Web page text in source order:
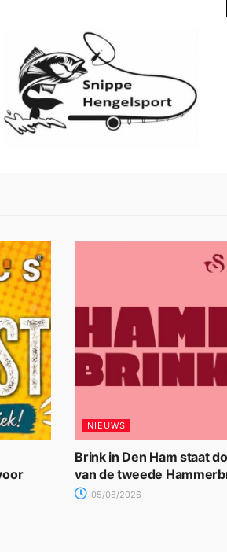
NIEUWS
Brink in Den Ham staat
van de tweede
05/08/2026